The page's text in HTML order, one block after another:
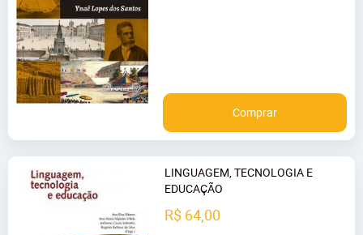
Comprar
LINGUAGEM, TECNOLOGIA E
EDUCAÇÃO
R$ 64,00